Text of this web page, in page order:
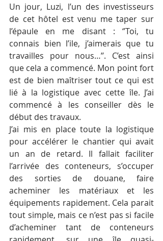
Un jour, Luzi, l’un des investisseurs
de cet hôtel est venu me taper sur
l’épaule en me disant : ‘’Toi, tu
connais bien l’ile, j’aimerais que tu
travailles pour nous…’’. C’est ainsi
que cela a commencé. Mon point fort
est de bien maîtriser tout ce qui est
lié à la logistique avec cette île. J’ai
commencé à les conseiller dès le
début des travaux.
J’ai mis en place toute la logistique
pour accélérer le chantier qui avait
un an de retard. Il fallait faciliter
l’arrivée des conteneurs, s’occuper
des sorties de douane, faire
acheminer les matériaux et les
équipements rapidement. Cela parait
tout simple, mais ce n’est pas si facile
d’acheminer tant de conteneurs